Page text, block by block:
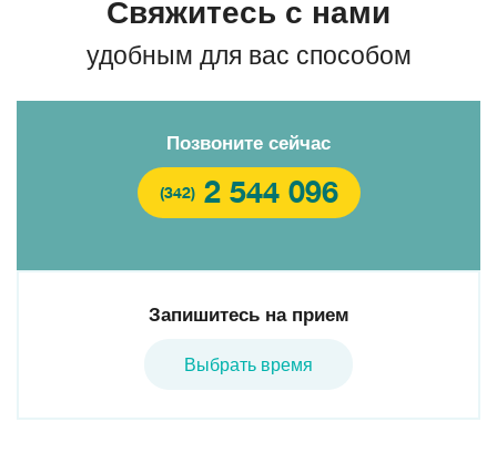
Свяжитесь с нами
удобным для вас способом
Позвоните сейчас
(342) 2 544 096
Запишитесь на прием
Выбрать время